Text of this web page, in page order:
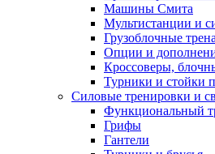
Машины Смита
Мультистанции и
Грузоблочные
Опции и
Кроссоверы,
Турники и стойки
Силовые тренировки и
Функциональный
Грифы
Гантели